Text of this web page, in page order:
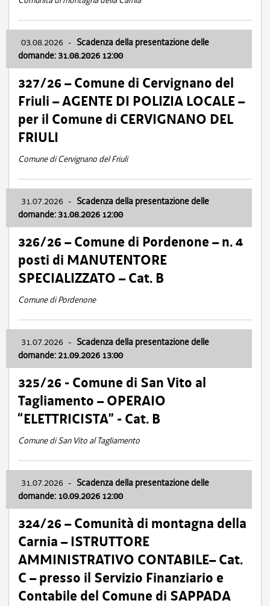
03.08.2026 - Scadenza della presentazione delle
domande: 31.08.2026 12:00
327/26 – Comune di Cervignano del
Friuli – AGENTE DI POLIZIA LOCALE –
per il Comune di CERVIGNANO DEL
FRIULI
Comune di Cervignano del Friuli
31.07.2026 - Scadenza della presentazione delle
domande: 31.08.2026 12:00
326/26 – Comune di Pordenone – n. 4
posti di MANUTENTORE
SPECIALIZZATO – Cat. B
Comune di Pordenone
31.07.2026 - Scadenza della presentazione delle
domande: 21.09.2026 13:00
325/26 - Comune di San Vito al
Tagliamento – OPERAIO
“ELETTRICISTA” - Cat. B
Comune di San Vito al Tagliamento
31.07.2026 - Scadenza della presentazione delle
domande: 10.09.2026 12:00
324/26 – Comunità di montagna della
Carnia – ISTRUTTORE
AMMINISTRATIVO CONTABILE– Cat.
C – presso il Servizio Finanziario e
Contabile del Comune di SAPPADA